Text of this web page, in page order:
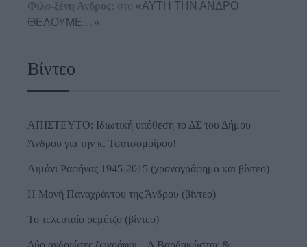
Φιλο-ξένη Ανδρος; στο «ΑΥΤΗ ΤΗΝ ΑΝΔΡΟ
ΘΕΛΟΥΜΕ…»
Βίντεο
ΑΠΙΣΤΕΥΤΟ: Ιδιωτική υπόθεση το ΔΣ του Δήμου
Άνδρου για την κ. Τσατσομοίρου!
Λιμάνι Ραφήνας 1945-2015 (χρονογράφημα και βίντεο)
Η Μονή Παναχράντου της Άνδρου (βίντεο)
Το τελευταίο ρεμέτζο (βίντεο)
Δύο ανδριώτες ζωγράφοι – Δ.Βαρδακώστας &